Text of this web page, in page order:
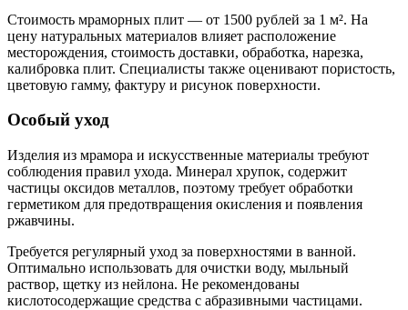
Стоимость мраморных плит — от 1500 рублей за 1 м². На
цену натуральных материалов влияет расположение
месторождения, стоимость доставки, обработка, нарезка,
калибровка плит. Специалисты также оценивают пористость,
цветовую гамму, фактуру и рисунок поверхности.
Особый уход
Изделия из мрамора и искусственные материалы требуют
соблюдения правил ухода. Минерал хрупок, содержит
частицы оксидов металлов, поэтому требует обработки
герметиком для предотвращения окисления и появления
ржавчины.
Требуется регулярный уход за поверхностями в ванной.
Оптимально использовать для очистки воду, мыльный
раствор, щетку из нейлона. Не рекомендованы
кислотосодержащие средства с абразивными частицами.